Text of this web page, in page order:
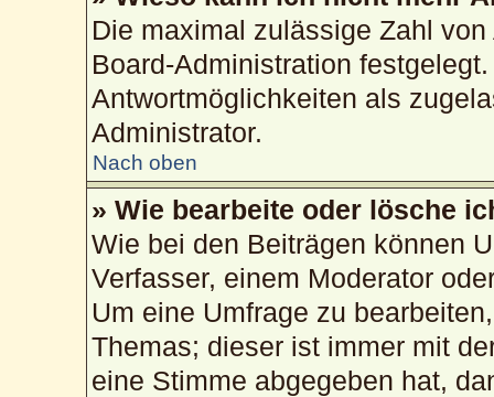
Die maximal zulässige Zahl
Board-Administration
Antwortmöglichkeiten als
Administrator.
Nach oben
» Wie bearbeite oder lösche
Wie bei den Beiträgen können
Verfasser, einem Moderator
Um eine Umfrage zu
Themas; dieser ist immer mit
eine Stimme abgegeben hat,